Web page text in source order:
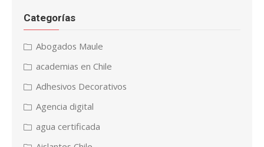
Categorías
Abogados Maule
academias en Chile
Adhesivos Decorativos
Agencia digital
agua certificada